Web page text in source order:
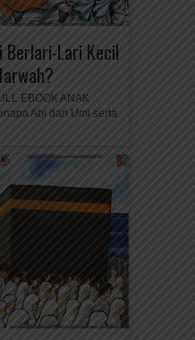
Berlari-Lari Kecil
EBOOK ANAK
Abi dan Umi serta